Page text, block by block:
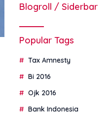
Blogroll / Siderbar
Popular Tags
Tax Amnesty
Bi 2016
Ojk 2016
Bank Indonesia